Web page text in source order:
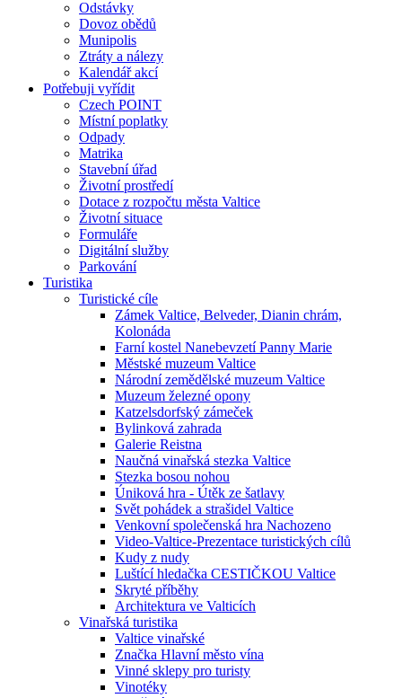
Odstávky
Dovoz obědů
Munipolis
Ztráty a nálezy
Kalendář akcí
Potřebuji vyřídit
Czech POINT
Místní poplatky
Odpady
Matrika
Stavební úřad
Životní prostředí
Dotace z rozpočtu města Valtice
Životní situace
Formuláře
Digitální služby
Parkování
Turistika
Turistické cíle
Zámek Valtice, Belveder, Dianin chrám,
Kolonáda
Farní kostel Nanebevzetí Panny Marie
Městské muzeum Valtice
Národní zemědělské muzeum Valtice
Muzeum železné opony
Katzelsdorfský zámeček
Bylinková zahrada
Galerie Reistna
Naučná vinařská stezka Valtice
Stezka bosou nohou
Úniková hra - Útěk ze šatlavy
Svět pohádek a strašidel Valtice
Venkovní společenská hra Nachozeno
Video-Valtice-Prezentace turistických cílů
Kudy z nudy
Luštící hledačka CESTIČKOU Valtice
Skryté příběhy
Architektura ve Valticích
Vinařská turistika
Valtice vinařské
Značka Hlavní město vína
Vinné sklepy pro turisty
Vinotéky